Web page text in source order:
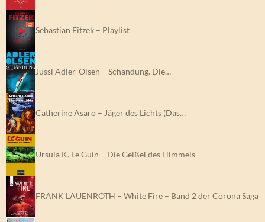
Sebastian Fitzek – Playlist
Jussi Adler-Olsen – Schändung. Die…
Catherine Asaro – Jäger des Lichts (Das…
Ursula K. Le Guin – Die Geißel des Himmels
FRANK LAUENROTH – White Fire – Band 2 der Corona Saga